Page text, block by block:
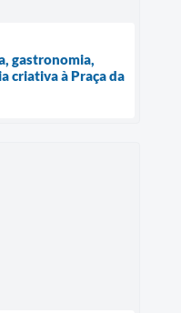
gastronomia,
criativa à Praça da